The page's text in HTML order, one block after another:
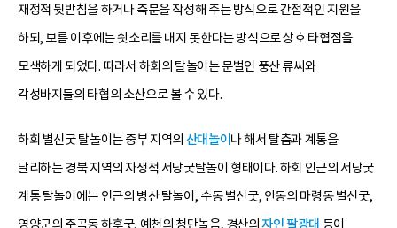
재정적 뒷받침을 하거나 축문을 작성해 주는 방식으로 간접적인 지원을
하되, 보름 이후에는 쇳소리를 내지 못한다는 방식으로 상호 타협점을
모색하게 되었다. 따라서 하회의 탈놀이는 문벌인 풍산 류씨와
각성바지들의 타협의 소산으로 볼 수 있다.
하회 별신굿 탈놀이는 중부 지역의 산대놀이 나 해서 탈춤과 계통을
달리하는 경북 지역의 자생적 서낭굿탈놀이 형태이다. 하회 인근의 서낭굿
계통 탈놀이에는 인근의 병산 탈놀이, 수동 별신굿, 안동의 마령동 별신굿,
영양군의 주곡동 하후굿, 예천의 청단놀음, 경산의자인 팔광대 등이